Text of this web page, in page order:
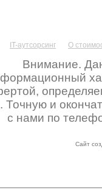
IT-аутсорсинг
О
Внимание.
Точную и
с нами по
Сайт